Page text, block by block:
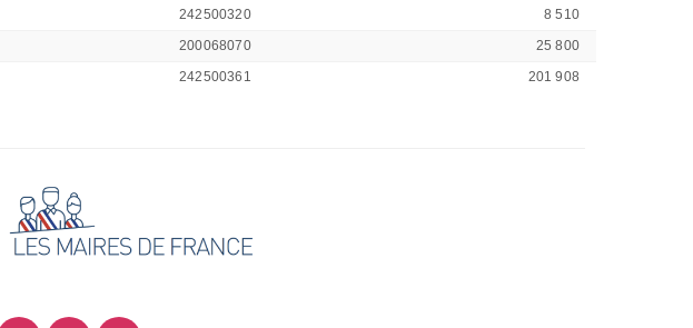
242500320
8 510
200068070
25 800
242500361 201 908